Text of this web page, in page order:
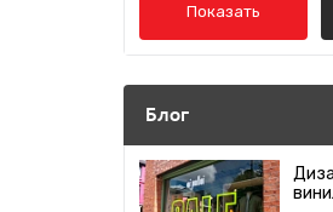
Салатовый
BMW
Cadillac
Показать
Блог